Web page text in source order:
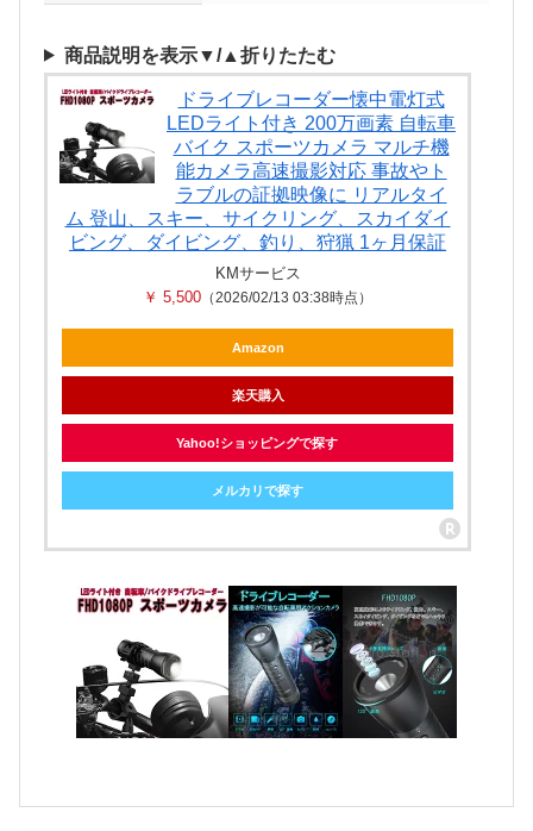
商品説明を表示▼/▲折りたたむ
ドライブレコーダー懐中電灯式
LEDライト付き 200万画素 自転車
バイク スポーツカメラ マルチ機
能カメラ高速撮影対応 事故やト
ラブルの証拠映像に リアルタイ
ム 登山、スキー、サイクリング、スカイダイ
ビング、ダイビング、釣り、狩猟 1ヶ月保証
KMサービス
￥ 5,500 （2026/02/13 03:38時点）
Amazon
楽天購入
Yahoo!ショッピングで探す
メルカリで探す